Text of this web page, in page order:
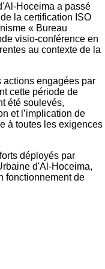
Hoceima a passé
la certification ISO
« Bureau
visio-conférence en
au contexte de la
actions engagées par
cette période de
été soulevés,
et l’implication de
à toutes les exigences
déployés par
d'Al-Hoceima,
fonctionnement de